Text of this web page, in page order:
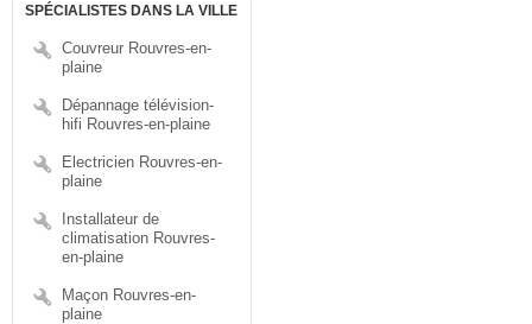
SPÉCIALISTES DANS LA VILLE
Couvreur Rouvres-en-
plaine
Dépannage télévision-
hifi Rouvres-en-plaine
Electricien Rouvres-en-
plaine
Installateur de
climatisation Rouvres-
en-plaine
Maçon Rouvres-en-
plaine